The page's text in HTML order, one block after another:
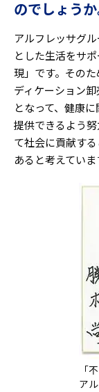
のでしょうか
アルフレッサグ
とした生活をサ
現」です。その
ディケーション
となって、健康
提供できるよう
て社会に貢献す
あると考えていま
「
ア